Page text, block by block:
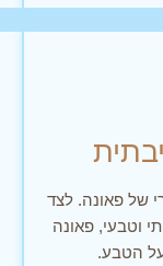
של פאונה. לצד
וטבעי, פאונה
הטבע.